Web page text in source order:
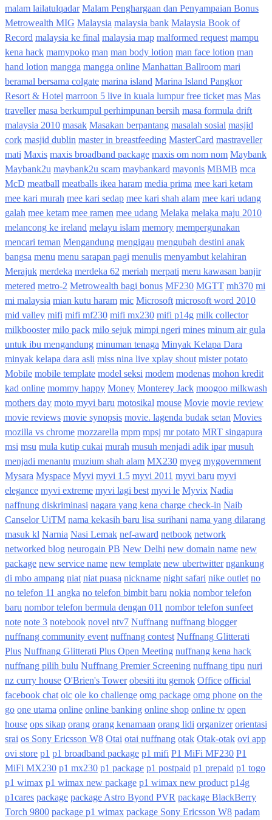
malam lailatulqadar Malam Penghargaan dan Penyampaian Bonus
Metrowealth MIG Malaysia malaysia bank Malaysia Book of
Record malaysia ke final malaysia map malformed request mampu
kena hack mamypoko man man body lotion man face lotion man
hand lotion mangga mangga online Manhattan Ballroom mari
beramal bersama colgate marina island Marina Island Pangkor
Resort & Hotel marroon 5 live in kuala lumpur free ticket mas Mas
traveller masa berkumpul perhimpunan bersih masa formula drift
malaysia 2010 masak Masakan berpantang masalah sosial masjid
cork masjid dublin master in breastfeeding MasterCard mastraveller
mati Maxis maxis broadband package maxis om nom nom Maybank
Maybank2u maybank2u scam maybankard mayonis MBMB mca
McD meatball meatballs ikea haram media prima mee kari ketam
mee kari murah mee kari sedap mee kari shah alam mee kari udang
galah mee ketam mee ramen mee udang Melaka melaka maju 2010
melancong ke ireland melayu islam memory mempergunakan
mencari teman Mengandung mengigau mengubah destini anak
bangsa menu menu sarapan pagi menulis menyambut kelahiran
Merajuk merdeka merdeka 62 meriah merpati meru kawasan banjir
metered metro-2 Metrowealth bagi bonus MF230 MGTT mh370 mi
mi malaysia mian kutu haram mic Microsoft microsoft word 2010
mid valley mifi mifi mf230 mifi mx230 mifi p14g milk collector
milkbooster milo pack milo sejuk mimpi ngeri mines minum air gula
untuk ibu mengandung minuman tenaga Minyak Kelapa Dara
minyak kelapa dara asli miss nina live xplay shout mister potato
Mobile mobile template model seksi modem modenas mohon kredit
kad online mommy happy Money Monterey Jack moogoo milkwash
mothers day moto myvi baru motosikal mouse Movie movie review
movie reviews movie synopsis movie. lagenda budak setan Movies
mozilla vs chrome mozzarella mpm mpsj mr potato MRT singapura
msi msu mula kutip cukai murah musuh menjadi adik ipar musuh
menjadi menantu muzium shah alam MX230 myeg mygovernment
Mysara Myspace Myvi myvi 1.5 myvi 2011 myvi baru myvi
elegance myvi extreme myvi lagi best myvi le Myvix Nadia
naffnung diskriminasi nagara yang kena charge check-in Naib
Canselor UiTM nama kekasih baru lisa surihani nama yang dilarang
masuk kl Narnia Nasi Lemak nef-award netbook network
networked blog neurogain PB New Delhi new domain name new
package new service name new template new ubertwitter ngankung
di mbo ampang niat niat puasa nickname night safari nike outlet no
no telefon 11 angka no telefon bimbit baru nokia nombor telefon
baru nombor telefon bermula dengan 011 nombor telefon sunfeet
note note 3 notebook novel ntv7 Nuffnang nuffnang blogger
nuffnang community event nuffnang contest Nuffnang Glitterati
Plus Nuffnang Glitterati Plus Open Meeting nuffnang kena hack
nuffnang pilih bulu Nuffnang Premier Screening nuffnang tipu nuri
nz curry house O'Brien's Tower obesiti itu gemok Office official
facebook chat oic ole ko challenge omg package omg phone on the
go one utama online online banking online shop online tv open
house ops sikap orang orang kenamaan orang lidi organizer orientasi
srai os Sony Ericsson W8 Otai otai nuffnang otak Otak-otak ovi app
ovi store p1 p1 broadband package p1 mifi P1 MiFi MF230 P1
MiFi MX230 p1 mx230 p1 package p1 postpaid p1 prepaid p1 togo
p1 wimax p1 wimax new package p1 wimax new product p14g
p1cares package package Astro Byond PVR package BlackBerry
Torch 9800 package p1 wimax package Sony Ericsson W8 padam